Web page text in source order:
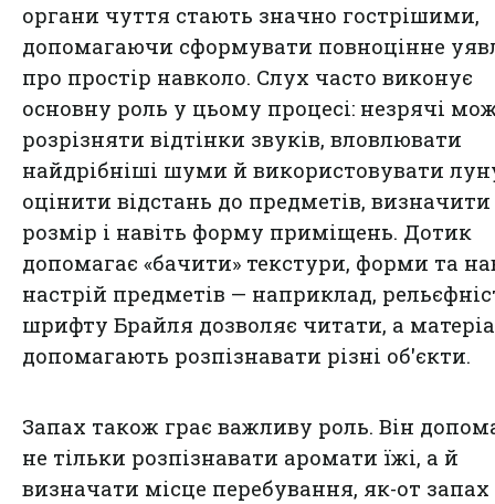
органи чуття стають значно гострішими,
допомагаючи сформувати повноцінне
про простір навколо. Слух часто виконує
основну роль у цьому процесі: незрячі
розрізняти відтінки звуків, вловлювати
найдрібніші шуми й використовувати
оцінити відстань до предметів, визначити
розмір і навіть форму приміщень. Дотик
допомагає «бачити» текстури, форми та
настрій предметів — наприклад,
шрифту Брайля дозволяє читати, а
допомагають розпізнавати різні об'єкти.
Запах також грає важливу роль. Він
не тільки розпізнавати аромати їжі, а й
визначати місце перебування, як-от запах